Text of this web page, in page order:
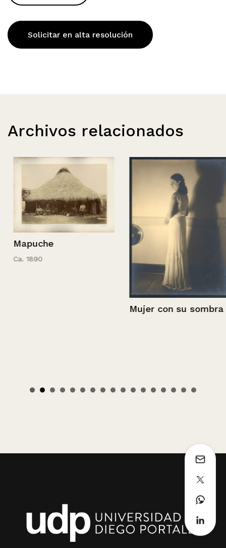
Solicitar en alta resolución
Archivos relacionados
Mapuche
Ca. 1890
Mujer con su sombra